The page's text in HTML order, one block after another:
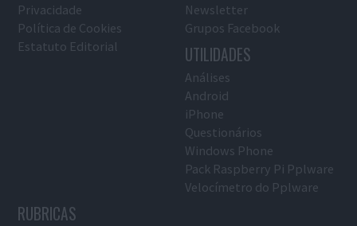
Privacidade
Política de Cookies
Estatuto Editorial
Newsletter
Grupos Facebook
UTILIDADES
Análises
Android
iPhone
Questionários
Windows Phone
Pack Raspberry Pi Pplware
Velocímetro do Pplware
RUBRICAS